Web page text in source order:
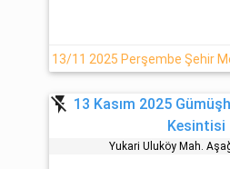
flash_off 13 Kasım 2025
Kesintisi
Yukari Uluköy Mah.